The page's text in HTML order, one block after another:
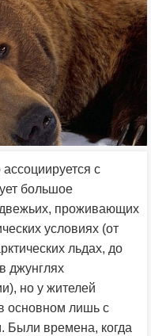
с
большое
проживающих
условиях (от
льдах, до
джунглях
но у жителей
основном лишь с
времена, когда